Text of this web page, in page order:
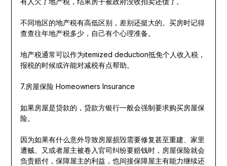
不同地区的地产税有高低区别，差别还挺大的。买房时记得
查查往年地产税多少，自己有个心理准备。
地产税通常可以作为itemized deduction抵免个人收入税，
报税的时候或许能对减税有点帮助。
7.房屋保险 Homeowners Insurance
如果房屋是贷款的，贷款方银行一般会强制要求购买房屋保
险。
因为如果有什么意外导致房屋损毁需要修复甚至重建、家里
遭贼、又或者屋主被卷入官司纠纷要赔钱时，房屋保险就会
负责赔付，保障屋主的利益，也间接保障屋主有能力继续还